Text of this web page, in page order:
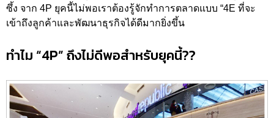
ซึ้ง จาก 4P ยุคนี้ไม่พอเราต้องรู้จักทำการตลาดแบบ “4E ที่จะ
เข้าถึงลูกค้าและพัฒนาธุรกิจได้ดีมากยิ่งขึ้น
ทำไม “4P” ถึงไม่ดีพอสำหรับยุคนี้??